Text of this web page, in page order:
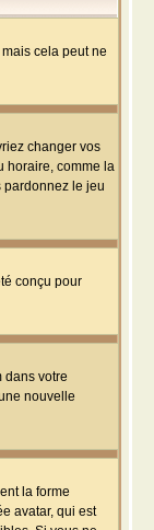
cela peut ne
changer vos
horaire, comme la
pardonnez le jeu
conçu pour
dans votre
nouvelle
la forme
avatar, qui est